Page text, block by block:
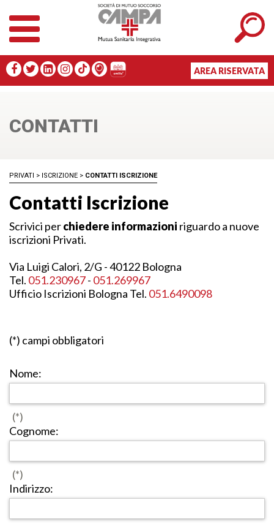
AREA RISERVATA
CONTATTI
PRIVATI > ISCRIZIONE > CONTATTI ISCRIZIONE
Contatti Iscrizione
Scrivici perchiedere informazioni riguardo a nuove
iscrizioni Privati.
Via Luigi Calori, 2/G - 40122 Bologna
Tel. 051.230967- 051.269967
Ufficio Iscrizioni Bologna Tel. 051.6490098
(*) campi obbligatori
Nome:
(*)
Cognome:
(*)
Indirizzo: